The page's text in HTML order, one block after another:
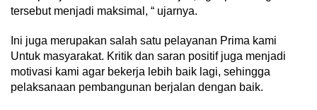
tersebut menjadi maksimal, “ ujarnya.
Ini juga merupakan salah satu pelayanan Prima kami
Untuk masyarakat. Kritik dan saran positif juga menjadi
motivasi kami agar bekerja lebih baik lagi, sehingga
pelaksanaan pembangunan berjalan dengan baik.